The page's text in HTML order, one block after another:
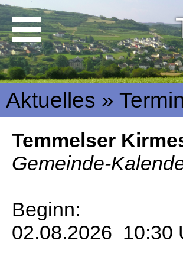
Aktuelles »
Temmelser
Gemeinde-
Beginn:
02.08.2026 10:30